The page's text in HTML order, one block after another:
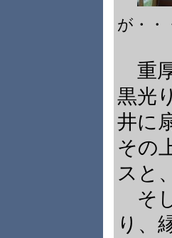
が・・
重
黒光
井に
その
スと
そ
り、